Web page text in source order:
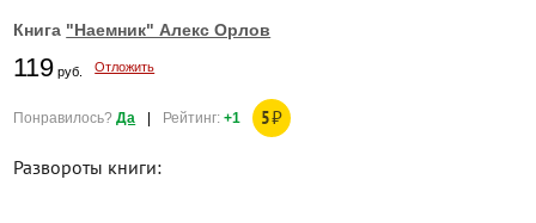
Книга "Наемник" Алекс Орлов
119 руб. Отложить
Понравилось?Да | Рейтинг:+1 5₽
Развороты книги: